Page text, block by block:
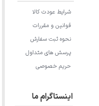
اینستاگرام ما
شرایط عودت کالا
قوانین و مقررات
نحوه ثبت سفارش
پرسش های متداول
حریم خصوصی